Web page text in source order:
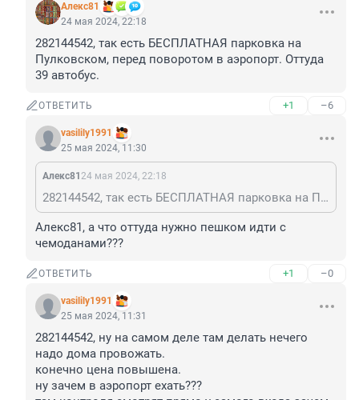
Алекс81
24 мая 2024, 22:18
282144542, так есть БЕСПЛАТНАЯ парковка на
Пулковском, перед поворотом в аэропорт. Оттуда
39 автобус.
ОТВЕТИТЬ +1 –6
vasilily1991
25 мая 2024, 11:30
Алекс81 24 мая 2024, 22:18
282144542, так есть БЕСПЛАТНАЯ парковка на Пулковском, перед поворотом в аэропорт. Оттуда 39 автобус.
Алекс81, а что оттуда нужно пешком идти с
чемоданами???
ОТВЕТИТЬ +1 –0
vasilily1991
25 мая 2024, 11:31
282144542, ну на самом деле там делать нечего
надо дома провожать.
конечно цена повышена.
ну зачем в аэропорт ехать???